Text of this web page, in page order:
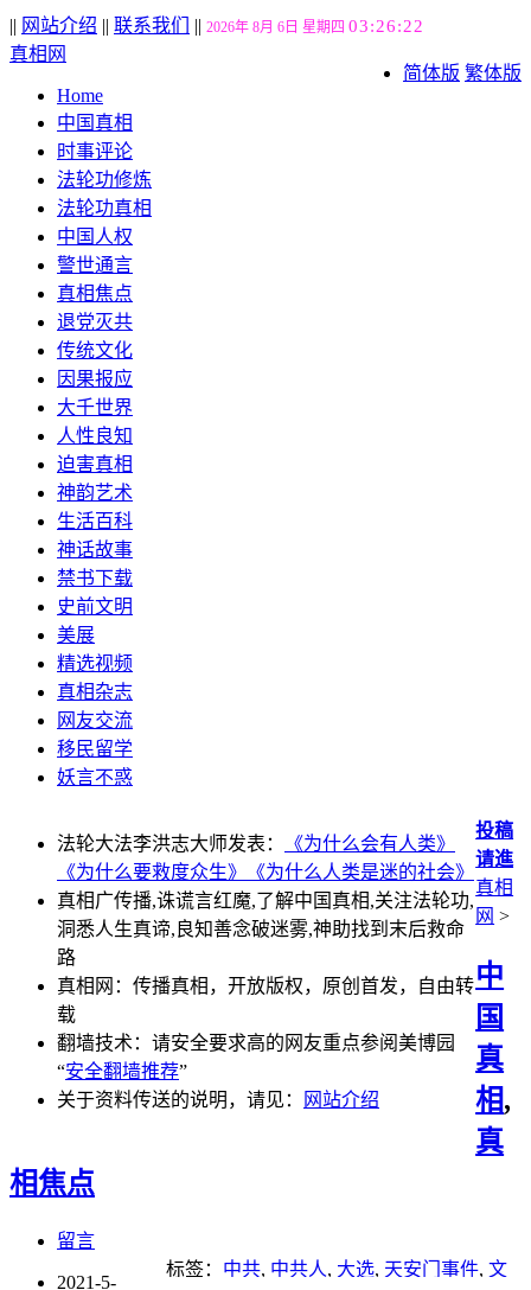
|| 网站介绍 || 联系我们 || 2026年 8月 6日 星期四 03:26:23
简体版 繁体版
真相网
Home
中国真相
时事评论
法轮功修炼
法轮功真相
中国人权
警世通言
真相焦点
退党灭共
传统文化
因果报应
大千世界
人性良知
迫害真相
神韵艺术
生活百科
神话故事
禁书下载
史前文明
美展
精选视频
真相杂志
网友交流
移民留学
妖言不惑
法轮大法李洪志大师发表：
《为什么会有人类》
《为什么要救度众生》
《为什么人类是迷的社会》
真相广传播,诛谎言红魔,了解中国真相,关注法轮功,
洞悉人生真谛,良知善念破迷雾,神助找到末后救命
路
真相网：传播真相，开放版权，原创首发，自由转
载
翻墙技术：请安全要求高的网友重点参阅美博园
“安全翻墙推荐”
关于资料传送的说明，请见：
网站介绍
投稿
请進
真相
网 >
中
国
真
相,
真
相焦点
留言
标签： 中共, 中共人, 大选, 天安门事件, 文
2021-5-